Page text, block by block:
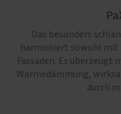
Das besonders
harmoniert sowohl mit
Fassaden. Es
Wärmedämmung,
durch
nach